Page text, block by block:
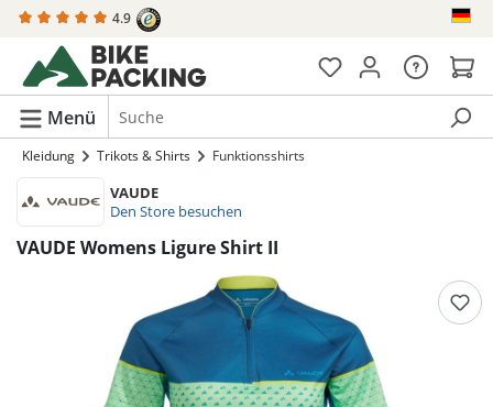
springen 4.9
Menü
Kleidung Trikots & Shirts Funktionsshirts
VAUDE
Den Store besuchen
VAUDE Womens Ligure Shirt II